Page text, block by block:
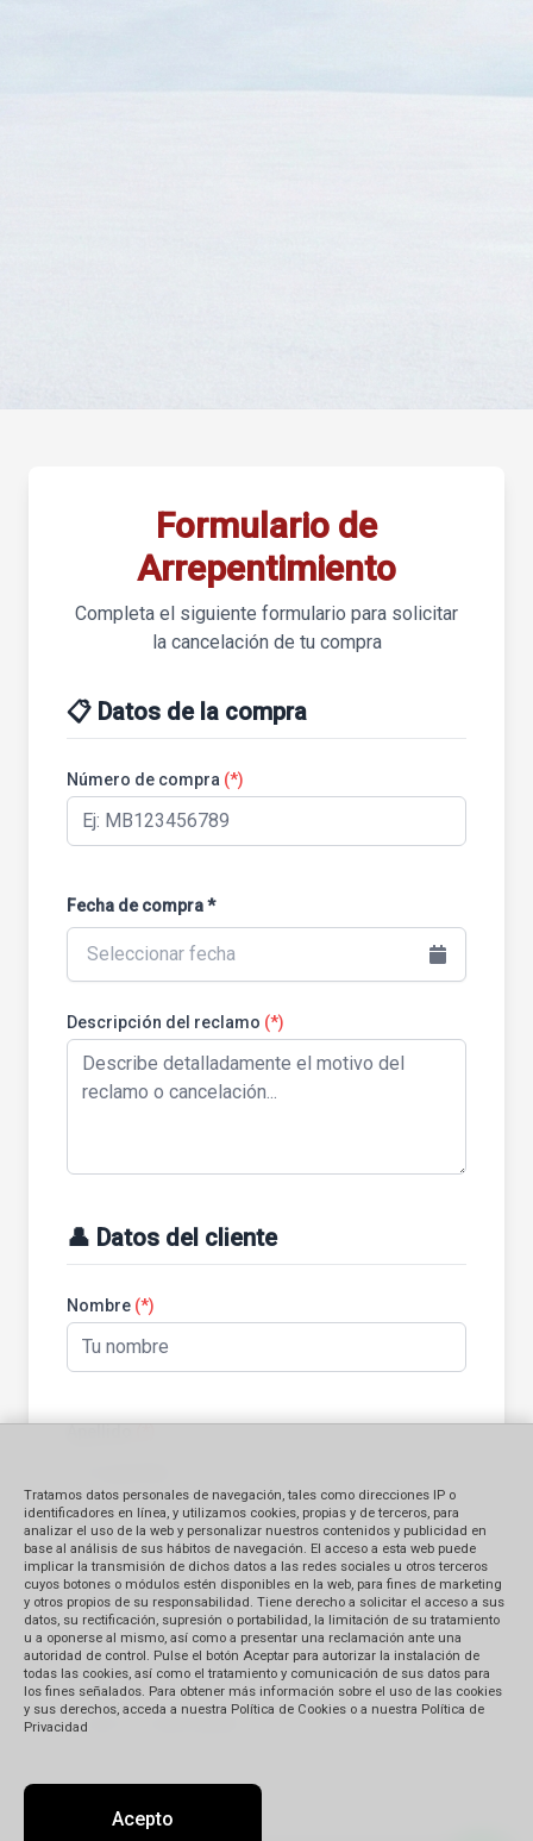
Formulario de
Arrepentimiento
Completa el siguiente formulario para solicitar
la cancelación de tu compra
📋 Datos de la compra
Número de compra (*)
Fecha de compra *
Seleccionar fecha
Descripción del reclamo (*)
👤 Datos del cliente
Nombre (*)
E-mail (*)
Teléfono (*)
Tratamos datos personales de navegación, tales como direcciones IP o
identificadores en línea, y utilizamos cookies, propias y de terceros, para
analizar el uso de la web y personalizar nuestros contenidos y publicidad en
base al análisis de sus hábitos de navegación. El acceso a esta web puede
implicar la transmisión de dichos datos a las redes sociales u otros terceros
cuyos botones o módulos estén disponibles en la web, para fines de marketing
y otros propios de su responsabilidad. Tiene derecho a solicitar el acceso a sus
datos, su rectificación, supresión o portabilidad, la limitación de su tratamiento
u a oponerse al mismo, así como a presentar una reclamación ante una
autoridad de control. Pulse el botón Aceptar para autorizar la instalación de
todas las cookies, así como el tratamiento y comunicación de sus datos para
los fines señalados. Para obtener más información sobre el uso de las cookies
y sus derechos, acceda a nuestra Política de Cookies o a nuestra Política de
Privacidad
Acepto